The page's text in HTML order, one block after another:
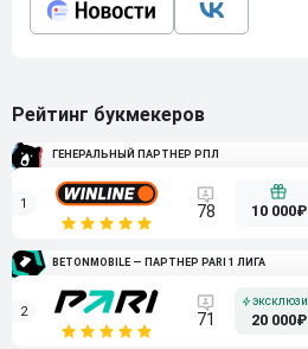
Рейтинг букмекеров
ГЕНЕРАЛЬНЫЙ ПАРТНЕР РПЛ
1 78 10 000₽
BETONMOBILE — ПАРТНЕР PARI 1 ЛИГА
2 71 20 000₽